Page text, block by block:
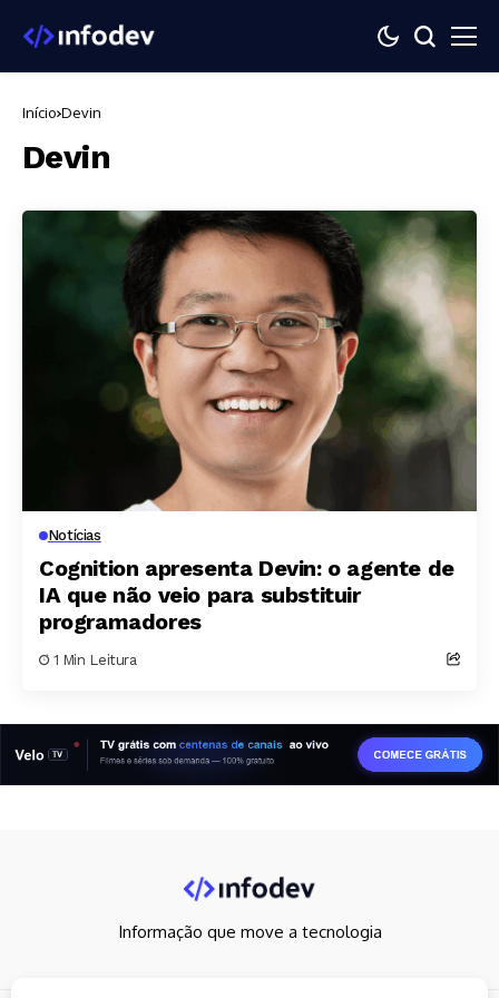
Início Devin
Devin
Notícias
Cognition apresenta Devin: o agente de
IA que não veio para substituir
programadores
1 Min Leitura
Informação que move a tecnologia